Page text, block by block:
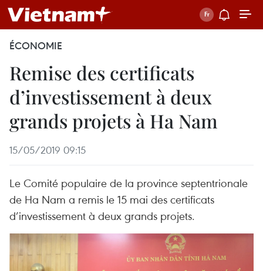
ÉCONOMIE
Remise des certificats
d’investissement à deux
grands projets à Ha Nam
15/05/2019 09:15
Le Comité populaire de la province septentrionale
de Ha Nam a remis le 15 mai des certificats
d’investissement à deux grands projets.